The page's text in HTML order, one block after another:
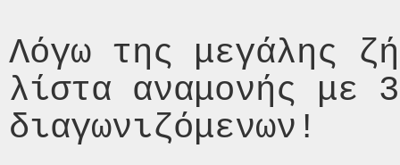
Λόγω της μεγάλης
λίστα αναμονής με
διαγωνιζόμενων!